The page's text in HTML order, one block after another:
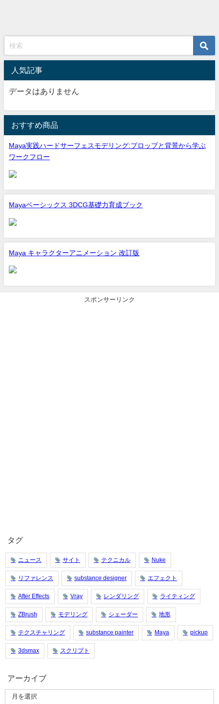
人気記事
データはありません
おすすめ商品
Maya実践ハードサーフェスモデリング:プロップと背景から学ぶ
ワークフロー
Mayaベーシックス 3DCG基礎力育成ブック
Maya キャラクターアニメーション 改訂版
スポンサーリンク
タグ
ニュース サイト テクニカル Nuke
リファレンス substance designer エフェクト
After Effects Vray レンダリング ライティング
ZBrush モデリング シェーダー 地形
テクスチャリング substance painter Maya pickup
3dsmax スクリプト
アーカイブ